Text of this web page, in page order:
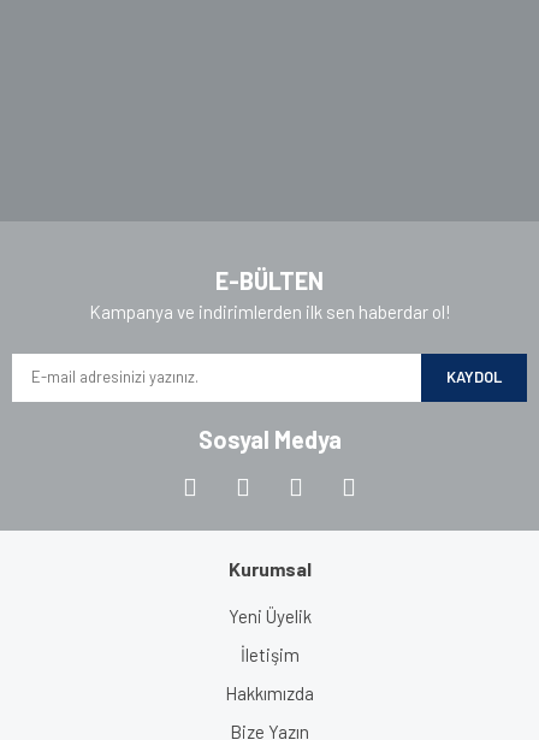
E-BÜLTEN
Kampanya ve indirimlerden ilk sen haberdar ol!
KAYDOL
Sosyal Medya
Kurumsal
Yeni Üyelik
İletişim
Hakkımızda
Bize Yazın